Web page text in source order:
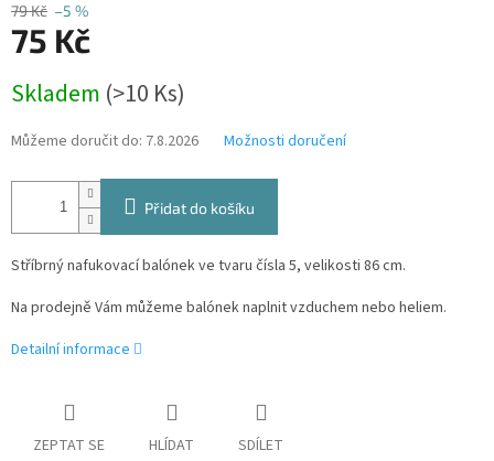
79 Kč –5 %
75 Kč
cena:
Skladem (>10 Ks)
Můžeme doručit do: 7.8.2026 Možnosti doručení
Přidat do košíku
Stříbrný nafukovací balónek ve tvaru čísla 5, velikosti 86 cm.
Na prodejně Vám můžeme balónek naplnit vzduchem nebo heliem.
Detailní informace
ZEPTAT SE HLÍDAT SDÍLET